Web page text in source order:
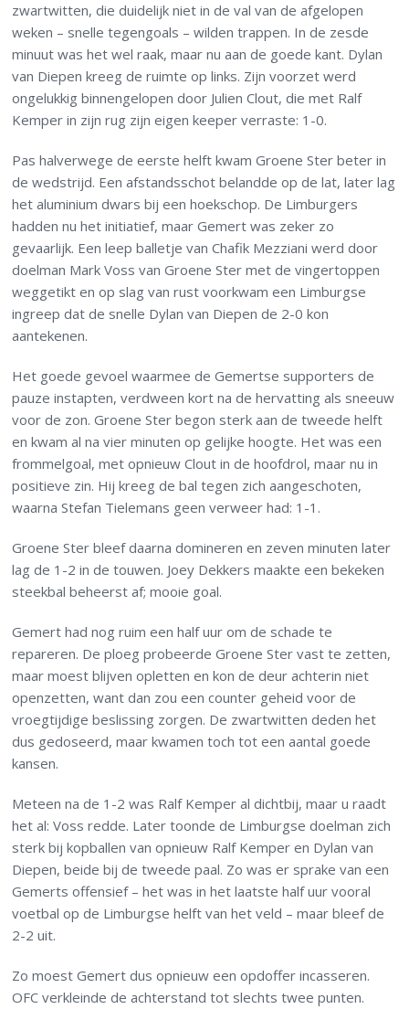
zwartwitten, die duidelijk niet in de val van de afgelopen
weken – snelle tegengoals – wilden trappen. In de zesde
minuut was het wel raak, maar nu aan de goede kant. Dylan
van Diepen kreeg de ruimte op links. Zijn voorzet werd
ongelukkig binnengelopen door Julien Clout, die met Ralf
Kemper in zijn rug zijn eigen keeper verraste: 1-0.
Pas halverwege de eerste helft kwam Groene Ster beter in
de wedstrijd. Een afstandsschot belandde op de lat, later lag
het aluminium dwars bij een hoekschop. De Limburgers
hadden nu het initiatief, maar Gemert was zeker zo
gevaarlijk. Een leep balletje van Chafik Mezziani werd door
doelman Mark Voss van Groene Ster met de vingertoppen
weggetikt en op slag van rust voorkwam een Limburgse
ingreep dat de snelle Dylan van Diepen de 2-0 kon
aantekenen.
Het goede gevoel waarmee de Gemertse supporters de
pauze instapten, verdween kort na de hervatting als sneeuw
voor de zon. Groene Ster begon sterk aan de tweede helft
en kwam al na vier minuten op gelijke hoogte. Het was een
frommelgoal, met opnieuw Clout in de hoofdrol, maar nu in
positieve zin. Hij kreeg de bal tegen zich aangeschoten,
waarna Stefan Tielemans geen verweer had: 1-1.
Groene Ster bleef daarna domineren en zeven minuten later
lag de 1-2 in de touwen. Joey Dekkers maakte een bekeken
steekbal beheerst af; mooie goal.
Gemert had nog ruim een half uur om de schade te
repareren. De ploeg probeerde Groene Ster vast te zetten,
maar moest blijven opletten en kon de deur achterin niet
openzetten, want dan zou een counter geheid voor de
vroegtijdige beslissing zorgen. De zwartwitten deden het
dus gedoseerd, maar kwamen toch tot een aantal goede
kansen.
Meteen na de 1-2 was Ralf Kemper al dichtbij, maar u raadt
het al: Voss redde. Later toonde de Limburgse doelman zich
sterk bij kopballen van opnieuw Ralf Kemper en Dylan van
Diepen, beide bij de tweede paal. Zo was er sprake van een
Gemerts offensief – het was in het laatste half uur vooral
voetbal op de Limburgse helft van het veld – maar bleef de
2-2 uit.
Zo moest Gemert dus opnieuw een opdoffer incasseren.
OFC verkleinde de achterstand tot slechts twee punten.